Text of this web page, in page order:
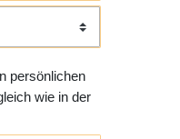
persönlichen
wie in der